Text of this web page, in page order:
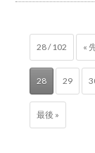
28 / 102 «
28 29
最後 »